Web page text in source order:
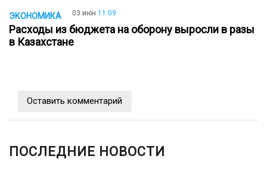
ЭКОНОМИКА 03 июн 11:09
Расходы из бюджета на оборону выросли в разы
в Казахстане
Оставить комментарий
ПОСЛЕДНИЕ НОВОСТИ